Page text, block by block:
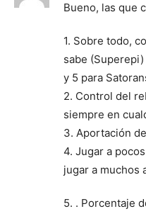
Bueno, las que
1. Sobre todo,
sabe
y 5 para
2. Control del
siempre en
3. Aportación
4. Jugar a
jugar a muchos
5. . Porcentaje